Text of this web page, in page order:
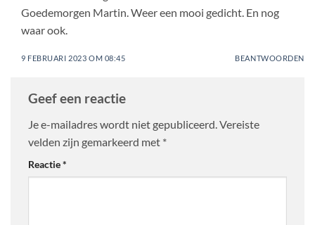
Goedemorgen Martin. Weer een mooi gedicht. En nog
waar ook.
9 FEBRUARI 2023 OM 08:45 BEANTWOORDEN
Geef een reactie
Je e-mailadres wordt niet gepubliceerd.Vereiste
velden zijn gemarkeerd met *
Reactie*